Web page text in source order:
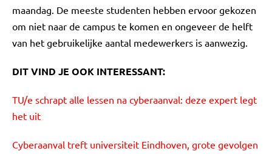
maandag. De meeste studenten hebben ervoor gekozen
om niet naar de campus te komen en ongeveer de helft
van het gebruikelijke aantal medewerkers is aanwezig.
DIT VIND JE OOK INTERESSANT:
TU/e schrapt alle lessen na cyberaanval: deze expert legt
het uit
Cyberaanval treft universiteit Eindhoven, grote gevolgen